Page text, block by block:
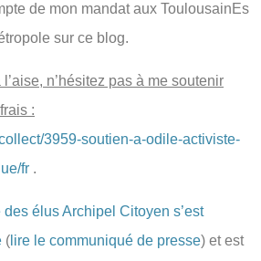
de mon mandat aux ToulousainEs
sur ce blog.
n’hésitez pas à me soutenir
:
3959-soutien-a-odile-activiste-
fr .
des élus Archipel Citoyen s’est
( lire le communiqué de presse) et est